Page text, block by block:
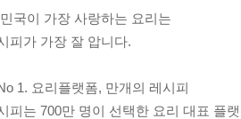
견과류조림
버섯구이
채소전
볶음
국이 가장 사랑하는 요리는
피가 가장 잘 압니다.
1. 요리플랫폼, 만개의 레시피
피는 700만 명이 선택한 요리 대표 플